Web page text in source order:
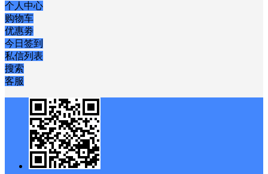
个人中心
购物车
优惠劵
今日签到
私信列表
搜索
客服